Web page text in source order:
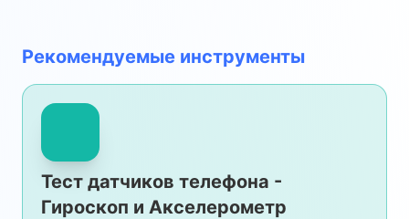
Рекомендуемые инструменты
Тест датчиков телефона -
Гироскоп и Акселерометр